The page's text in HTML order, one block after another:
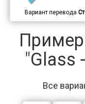
Вариант перевода
"Glass
Все